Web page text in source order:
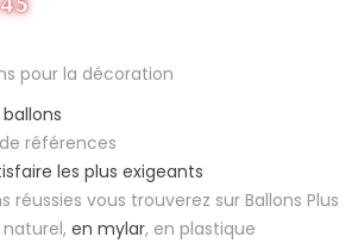
pour la décoration
références
les plus exigeants
réussies vous trouverez sur Ballons Plus
en mylar, en plastique